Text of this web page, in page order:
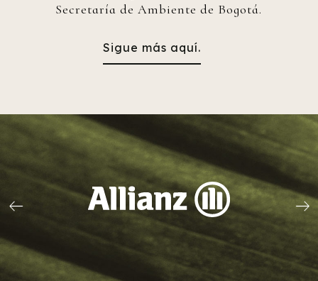
Secretaría de Ambiente de Bogotá.
Sigue más aquí.